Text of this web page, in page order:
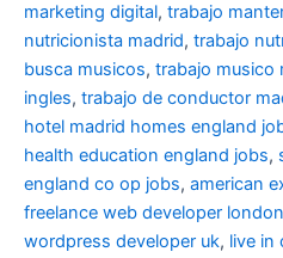
marketing digital, trabajo
nutricionista madrid, trabajo
busca musicos, trabajo musico
ingles, trabajo de conductor
hotel madrid homes england
health education england jobs,
england co op jobs, american
freelance web developer london
wordpress developer uk, live in